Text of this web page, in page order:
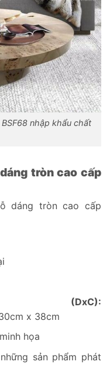
nhập khẩu chất
tròn cao cấp
dáng tròn cao cấp
(DxC):
x 38cm
họa
sản phẩm phát